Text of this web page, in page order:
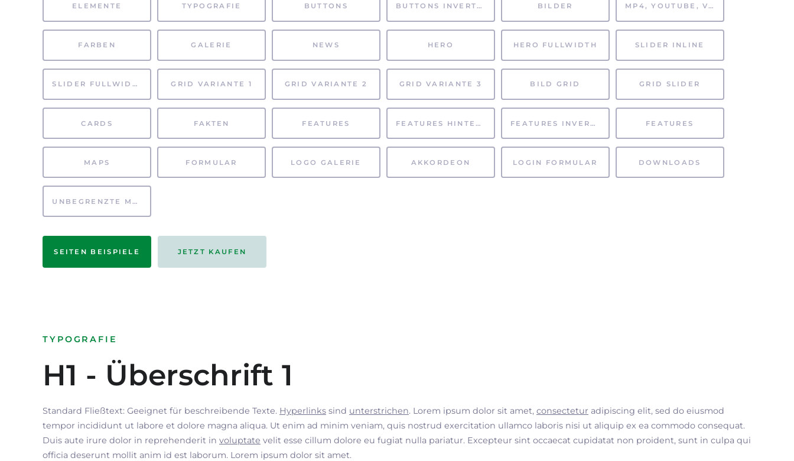
ELEMENTE TYPOGRAFIE BUTTONS BUTTONS INVERTIERT BILDER MP4, YOUTUBE, VIMEO
FARBEN GALERIE NEWS HERO HERO FULLWIDTH SLIDER INLINE
SLIDER FULLWIDTH GRID VARIANTE 1 GRID VARIANTE 2 GRID VARIANTE 3 BILD GRID GRID SLIDER
CARDS FAKTEN FEATURES FEATURES HINTERGRUND FEATURES INVERTIERT FEATURES
MAPS FORMULAR LOGO GALERIE AKKORDEON LOGIN FORMULAR DOWNLOADS
UNBEGRENZTE MÖGLICHKEITEN
SEITEN BEISPIELE JETZT KAUFEN
TYPOGRAFIE
H1 - Überschrift 1
Standard Fließtext: Geeignet für beschreibende Texte. Hyperlinks sind unterstrichen. Lorem ipsum dolor sit amet, consectetur adipiscing elit, sed do eiusmod
tempor incididunt ut labore et dolore magna aliqua. Ut enim ad minim veniam, quis nostrud exercitation ullamco laboris nisi ut aliquip ex ea commodo consequat.
Duis aute irure dolor in reprehenderit in voluptate velit esse cillum dolore eu fugiat nulla pariatur. Excepteur sint occaecat cupidatat non proident, sunt in culpa qui
officia deserunt mollit anim id est laborum. Lorem ipsum dolor sit amet.